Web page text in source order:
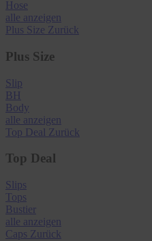
Hose
alle anzeigen
Plus Size Zurück
Plus Size
Slip
BH
Body
alle anzeigen
Top Deal Zurück
Top Deal
Slips
Tops
Bustier
alle anzeigen
Caps Zurück